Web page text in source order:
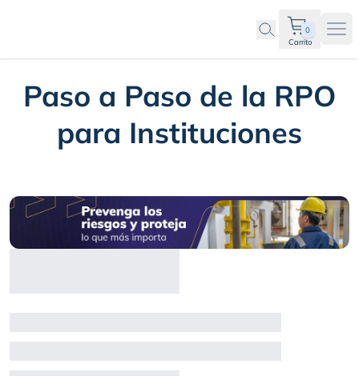
0
Carrito
Paso a Paso de la RPO
para Instituciones